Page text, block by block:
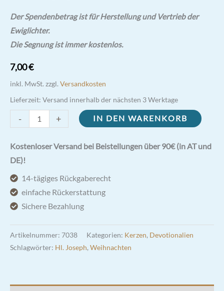
Der Spendenbetrag ist für Herstellung und Vertrieb der
Ewiglichter.
Die Segnung ist immer kostenlos.
7,00€
inkl. MwSt. zzgl. Versandkosten
Lieferzeit: Versand innerhalb der nächsten 3 Werktage
-
Ewiglicht
"Heiliger
Josef,
bitte
für
uns",
100%
für
+ IN DEN WARENKORB
Kostenloser Versand bei Beistellungen über 90€ (in AT und
DE)!
14-tägiges Rückgaberecht
einfache Rückerstattung
Sichere Bezahlung
Artikelnummer: 7038 Kategorien: Kerzen, Devotionalien
Schlagwörter: Hl. Joseph,Weihnachten